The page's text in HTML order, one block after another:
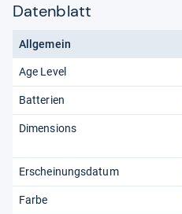
Datenblatt
Allgemein
Age Level
Batterien
Dimensions
Erscheinungsdatum
Farbe